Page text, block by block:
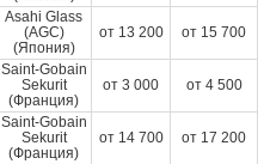
Asahi Glass
(AGC)
(Япония)
от 13 200 от 15 700
Saint-Gobain
Sekurit
(Франция)
от 3 000 от 4 500
Saint-Gobain
Sekurit
(Франция)
от 14 700 от 17 200